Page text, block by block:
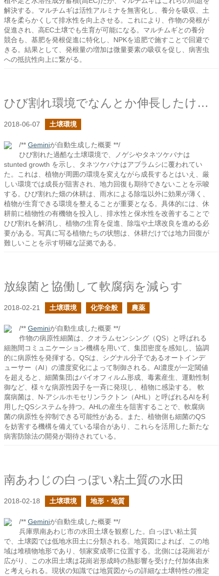
解決する。マルチムギは活性アルミナを無害化し、養分を吸収、土
壌を柔らかくして排水性を向上させる。これにより、作物の発根が
促進され、高EC土壌でも生育が可能になる。マルチムギとの養分
競合も、基肥を発根促進に特化し、NPKを追肥で施すことで回避で
きる。結果として、発根量の増加は微量要素の吸収を促し、病害虫
への抵抗性向上に繋がる。
ひび割れ環境でなんとか伸長したけれど
2018-06-07 土壌環境
/** Geminiが自動生成した概要 **/
ひび割れた過酷な土壌環境で、ノゲシやタネツケバナは
stunted growth を示し、タネツケバナはアブラムシに覆われてい
た。これは、植物が周囲の環境を変えながら成長するとはいえ、厳
しい環境では成長が阻害され、地力回復も期待できないことを示唆
する。ひび割れた畑の休耕は、雨水による除塩以外に効果が薄く、
植物が生育できる環境を整えることが重要となる。具体的には、休
耕前に植物性の有機物を投入し、排水性と保水性を改善することで
ひび割れを解消し、植物の生育を促進、除塩や土壌改良を進める必
要がある。写真に写る植物たちの状態は、休耕だけでは地力回復が
難しいことを示す明確な証拠である。
放線菌と協働して軟腐病を減らす
2018-02-21 土壌環境 化学全般 農薬
/** Geminiが自動生成した概要 **/
作物の病原性細菌は、クオラムセンシング（QS）と呼ばれる
細胞間コミュニケーション機構を用いて、集団密度を感知し、協調
的に病原性を発揮する。QSは、シグナル分子であるオートインデ
ューサー（AI）の濃度変化によって制御される。AI濃度が一定閾値
を超えると、細菌集団はバイオフィルム形成、毒素産生、運動性制
御など、様々な病原性因子を一斉に発現し、植物に感染する。 軟
腐病菌は、N-アシルホモセリンラクトン（AHL）と呼ばれるAIを利
用したQSシステムを持つ。AHLの産生を阻害することで、軟腐病
菌の病原性を抑制できる可能性がある。また、植物側も細菌のQS
を妨害する機構を備えている場合があり、これらを活用した新たな
病害防除法の開発が期待されている。
南あわじの白っぽい粘土質の水田
2018-02-18 土壌環境 地形・地質
/** Geminiが自動生成した概要 **/
兵庫県南あわじ市の水田土壌を観察した。白っぽい粘土質
で、土壌図では低地水田土に分類される。地質図によれば、この地
域は堆積物地形であり、領家変成帯に位置する。北側には花崗岩が
広がり、この水田土壌は花崗岩形成時の熱影響を受けた付加体由来
と考えられる。現状の知識では地質図からの詳細な土壌特性の推定